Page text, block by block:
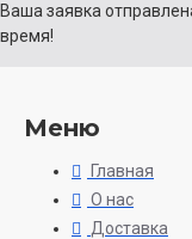
Ваша заявка
время!
Меню
Главная
О нас
Доставка